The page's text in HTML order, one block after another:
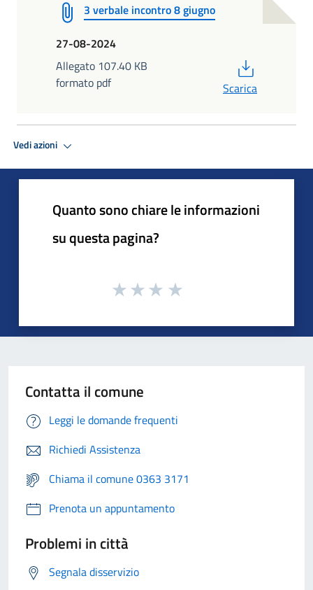
3 verbale incontro 8 giugno
27-08-2024
Allegato 107.40 KB
formato pdf
Scarica
Vedi azioni
Quanto sono chiare le informazioni
su questa pagina?
Contatta il comune
Leggi le domande frequenti
Richiedi Assistenza
Chiama il comune 0363 3171
Prenota un appuntamento
Problemi in città
Segnala disservizio